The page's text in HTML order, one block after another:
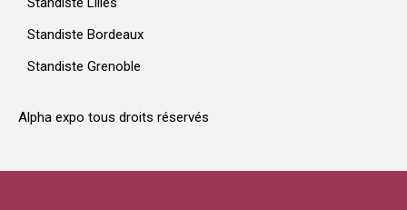
Standiste Bordeaux
Standiste Grenoble
Alpha expo tous droits réservés